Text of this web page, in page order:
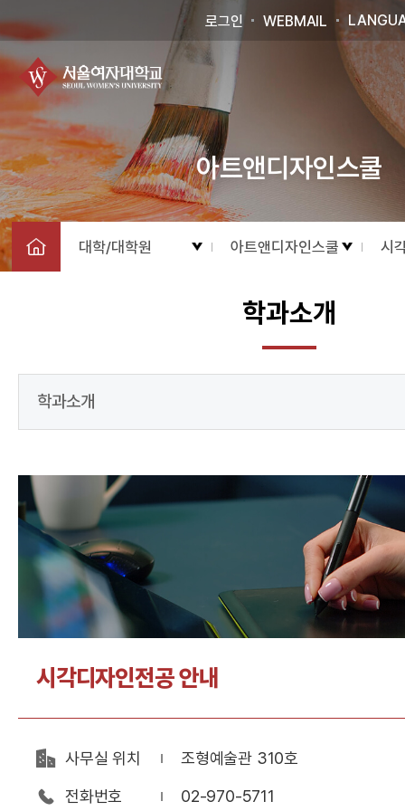
아트앤디자인스쿨
로그인 WEBMAIL
대학/대학원 아트앤디자인스쿨 시
학과소개
학과소개
시각디자인전공 안내
사무실 위치
조형예술관 310호
전화번호
02-970-5711